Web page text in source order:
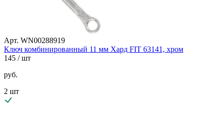
Арт. WN00288919
Ключ комбинированный 11 мм Хард FIT 63141, хром
145 / шт
руб.
2 шт